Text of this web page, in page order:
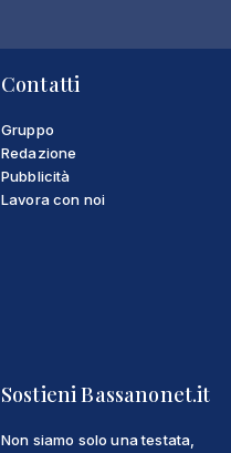
Contatti
Gruppo
Redazione
Pubblicità
Lavora con noi
Sostieni Bassanonet.it
Non siamo solo una testata,